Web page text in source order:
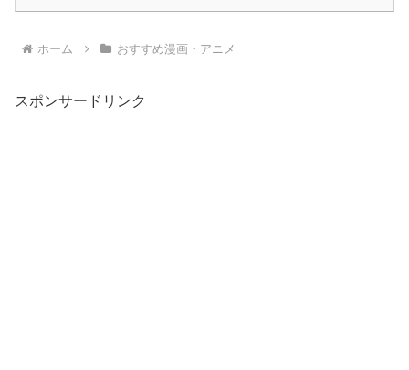
ホーム おすすめ漫画・アニメ
スポンサードリンク